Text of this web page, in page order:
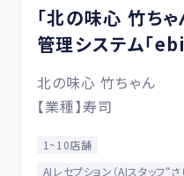
「北の味心 竹ち
管理システム「
北の味心 竹ちゃん
【業種】寿司
1~10店舗
AIレセプション（AIスタッフ“さ